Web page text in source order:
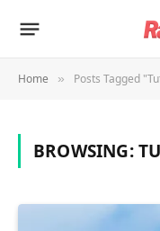
Home » Posts Tagged
BROWSING: